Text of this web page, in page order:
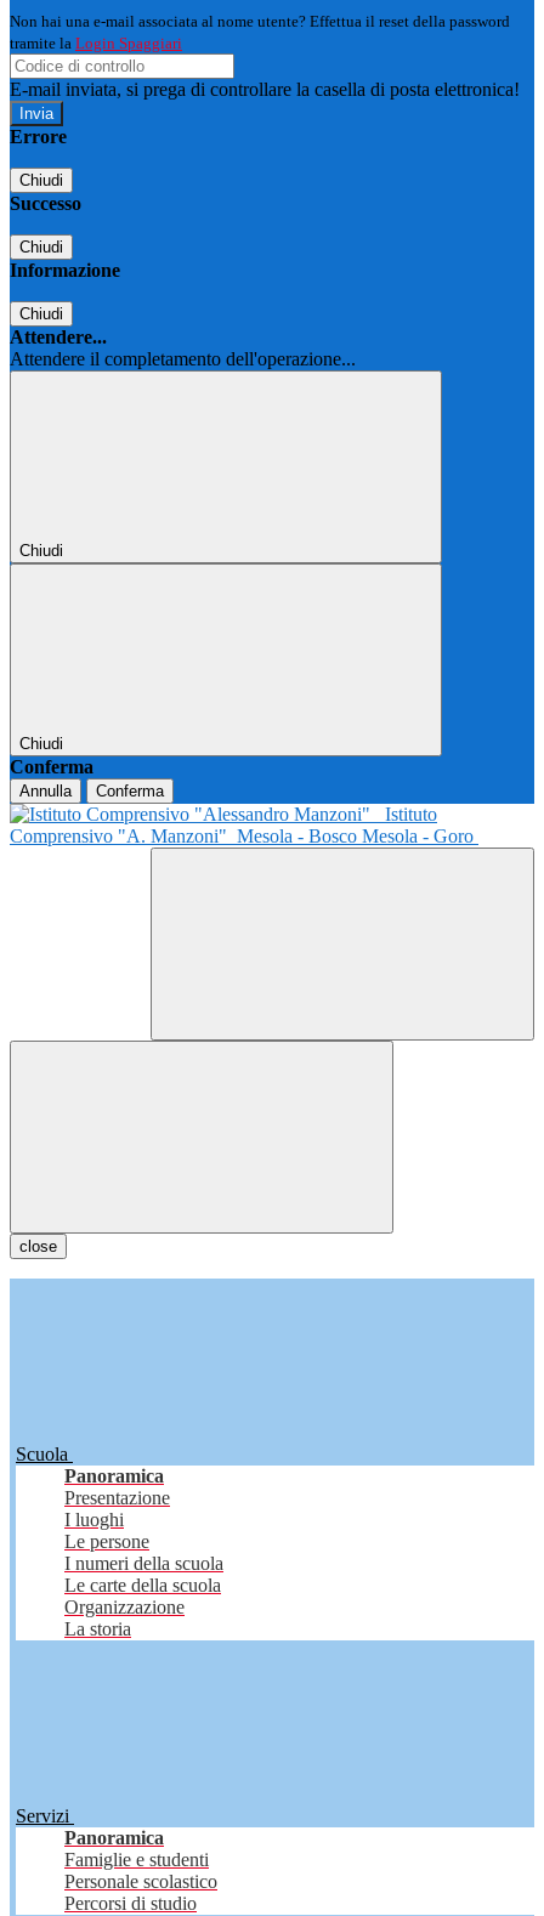
Non hai una e-mail associata al nome utente? Effettua il reset della password
tramite la Login Spaggiari
E-mail inviata, si prega di controllare la casella di posta elettronica!
Errore
Chiudi
Successo
Chiudi
Informazione
Chiudi
Attendere...
Attendere il completamento dell'operazione...
Chiudi
Chiudi
Conferma
Annulla Conferma
Istituto
Comprensivo "A. Manzoni" Mesola - Bosco Mesola - Goro
close
Scuola
Panoramica
Presentazione
I luoghi
Le persone
I numeri della scuola
Le carte della scuola
Organizzazione
La storia
Servizi
Panoramica
Famiglie e studenti
Personale scolastico
Percorsi di studio